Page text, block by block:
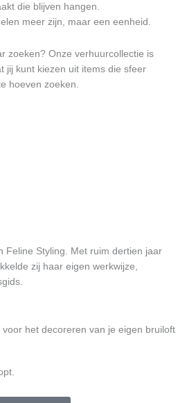
die blijven hangen.
meer zijn, maar een eenheid.
zoeken? Onze verhuurcollectie is
jij kunt kiezen uit items die sfeer
hoeven zoeken.
Feline Styling. Met ruim dertien jaar
zij haar eigen werkwijze,